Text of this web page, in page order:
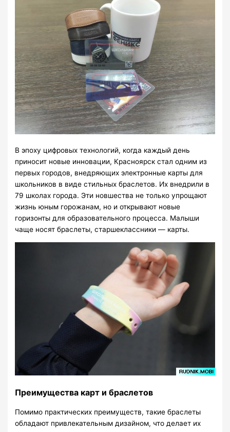
В эпоху цифровых технологий, когда каждый день
приносит новые инновации, Красноярск стал одним из
первых городов, внедряющих электронные карты для
школьников в виде стильных браслетов. Их внедрили в
79 школах города. Эти новшества не только упрощают
жизнь юным горожанам, но и открывают новые
горизонты для образовательного процесса. Малыши
чаще носят браслеты, старшеклассники — карты.
Преимущества карт и браслетов
Помимо практических преимуществ, такие браслеты
обладают привлекательным дизайном, что делает их